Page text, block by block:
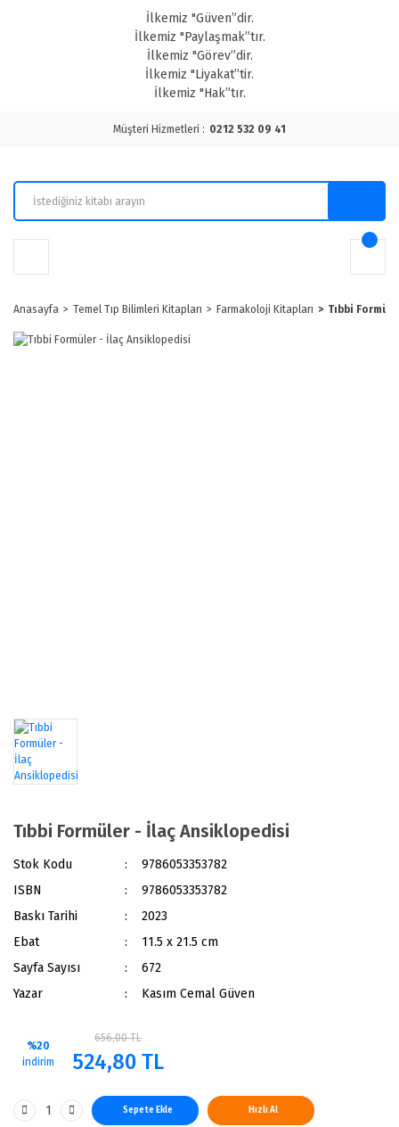
İlkemiz "Güven”dir.
İlkemiz "Paylaşmak”tır.
İlkemiz "Görev”dir.
İlkemiz "Liyakat”tir.
İlkemiz "Hak”tır.
Müşteri Hizmetleri : 0212 532 09 41
Anasayfa Temel Tıp Bilimleri Kitapları Farmakoloji Kitapları Tıbbi
Tıbbi Formüler - İlaç Ansiklopedisi
Stok Kodu
9786053353782
ISBN
9786053353782
Baskı Tarihi
2023
Ebat
11.5 x 21.5 cm
Sayfa Sayısı
672
Yazar
Kasım Cemal Güven
%20
indirim
656,00 TL
524,80 TL
Sepete Ekle Hızlı Al